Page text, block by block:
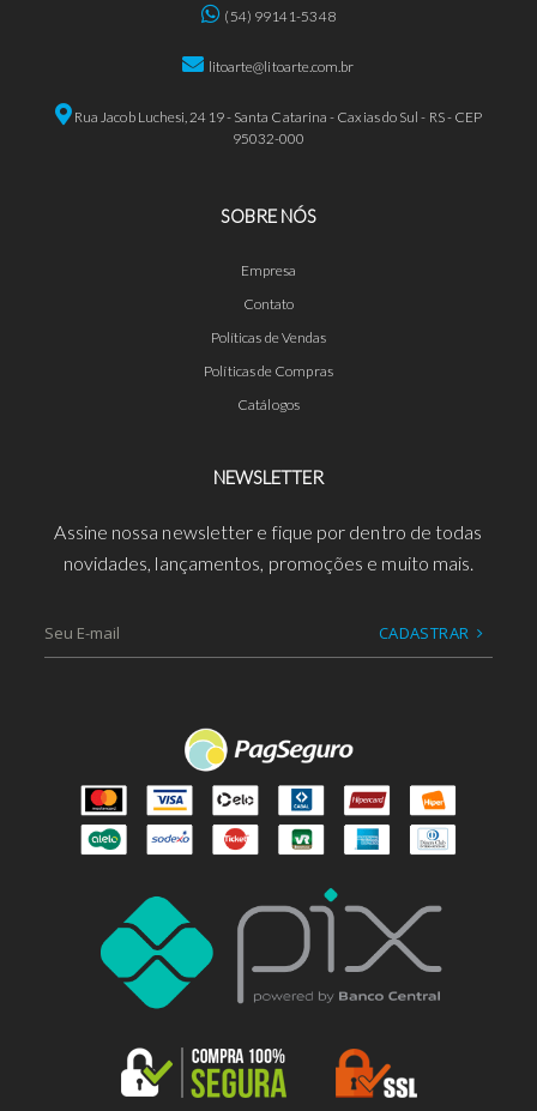
(54) 99141-5348
litoarte@litoarte.com.br
Rua Jacob Luchesi, 2419 - Santa Catarina - Caxias do Sul - RS - CEP
95032-000
SOBRE NÓS
Empresa
Contato
Políticas de Vendas
Políticas de Compras
Catálogos
NEWSLETTER
Assine nossa newsletter e fique por dentro de todas
novidades, lançamentos, promoções e muito mais.
CADASTRAR